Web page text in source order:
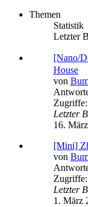
Themen
Statistik
Letzter
[Nano/
House
von
Zugriffe:
Letzter
16.
[Mini]
von
Zugriffe:
Letzter
1. März